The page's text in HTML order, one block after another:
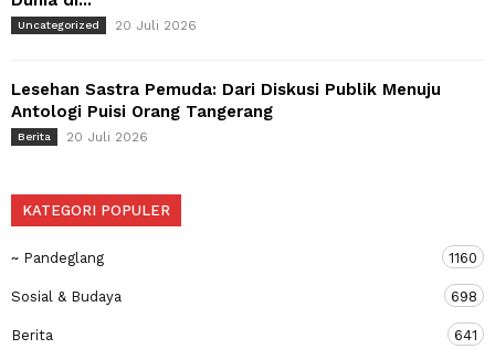
Uncategorized 20 Juli 2026
Lesehan Sastra Pemuda: Dari Diskusi Publik Menuju
Antologi Puisi Orang Tangerang
Berita 20 Juli 2026
KATEGORI POPULER
~ Pandeglang 1160
Sosial & Budaya 698
Berita 641